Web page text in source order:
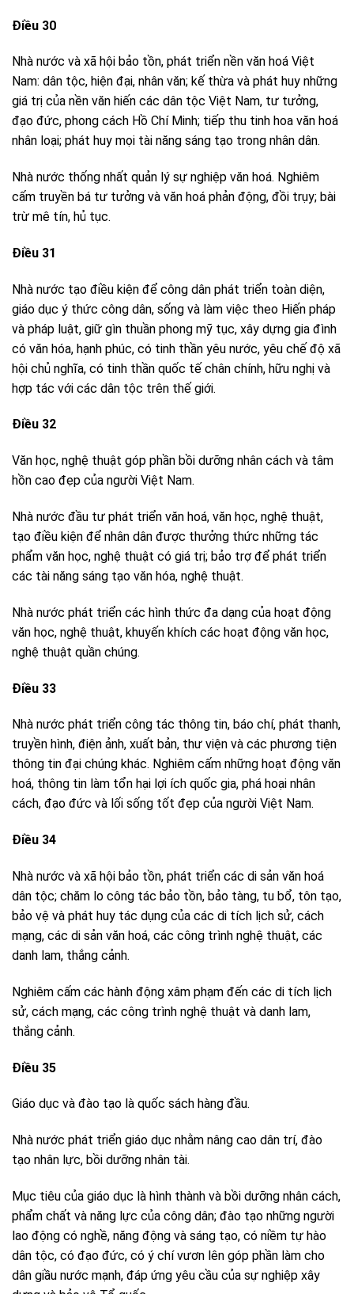
Điều 30
Nhà nước và xã hội bảo tồn, phát triển nền văn hoá Việt
Nam: dân tộc, hiện đại, nhân văn; kế thừa và phát huy những
giá trị của nền văn hiến các dân tộc Việt Nam, tư tưởng,
đạo đức, phong cách Hồ Chí Minh; tiếp thu tinh hoa văn hoá
nhân loại; phát huy mọi tài năng sáng tạo trong nhân dân.
Nhà nước thống nhất quản lý sự nghiệp văn hoá. Nghiêm
cấm truyền bá tư tưởng và văn hoá phản động, đồi trụy; bài
trừ mê tín, hủ tục.
Điều 31
Nhà nước tạo điều kiện để công dân phát triển toàn diện,
giáo dục ý thức công dân, sống và làm việc theo Hiến pháp
và pháp luật, giữ gìn thuần phong mỹ tục, xây dựng gia đình
có văn hóa, hạnh phúc, có tinh thần yêu nước, yêu chế độ xã
hội chủ nghĩa, có tinh thần quốc tế chân chính, hữu nghị và
hợp tác với các dân tộc trên thế giới.
Điều 32
Văn học, nghệ thuật góp phần bồi dưỡng nhân cách và tâm
hồn cao đẹp của người Việt Nam.
Nhà nước đầu tư phát triển văn hoá, văn học, nghệ thuật,
tạo điều kiện để nhân dân được thưởng thức những tác
phẩm văn học, nghệ thuật có giá trị; bảo trợ để phát triển
các tài năng sáng tạo văn hóa, nghệ thuật.
Nhà nước phát triển các hình thức đa dạng của hoạt động
văn học, nghệ thuật, khuyến khích các hoạt động văn học,
nghệ thuật quần chúng.
Điều 33
Nhà nước phát triển công tác thông tin, báo chí, phát thanh,
truyền hình, điện ảnh, xuất bản, thư viện và các phương tiện
thông tin đại chúng khác. Nghiêm cấm những hoạt động văn
hoá, thông tin làm tổn hại lợi ích quốc gia, phá hoại nhân
cách, đạo đức và lối sống tốt đẹp của người Việt Nam.
Điều 34
Nhà nước và xã hội bảo tồn, phát triển các di sản văn hoá
dân tộc; chăm lo công tác bảo tồn, bảo tàng, tu bổ, tôn tạo,
bảo vệ và phát huy tác dụng của các di tích lịch sử, cách
mạng, các di sản văn hoá, các công trình nghệ thuật, các
danh lam, thắng cảnh.
Nghiêm cấm các hành động xâm phạm đến các di tích lịch
sử, cách mạng, các công trình nghệ thuật và danh lam,
thắng cảnh.
Điều 35
Giáo dục và đào tạo là quốc sách hàng đầu.
Nhà nước phát triển giáo dục nhằm nâng cao dân trí, đào
tạo nhân lực, bồi dưỡng nhân tài.
Mục tiêu của giáo dục là hình thành và bồi dưỡng nhân cách,
phẩm chất và năng lực của công dân; đào tạo những người
lao động có nghề, năng động và sáng tạo, có niềm tự hào
dân tộc, có đạo đức, có ý chí vươn lên góp phần làm cho
dân giầu nước mạnh, đáp ứng yêu cầu của sự nghiệp xây